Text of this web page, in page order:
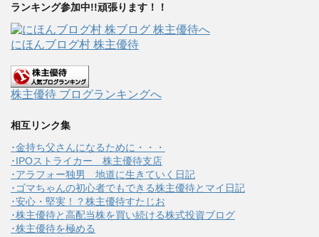
ランキング参加中!!頑張ります！！
にほんブログ村 株主優待
株主優待 ブログランキングへ
相互リンク集
･金持ち父さんになるために・・・
･IPOストライカー 株主優待支店
･アラフォー独男 地道に生きていく日記
･ゴマちゃんの初心者でもできる株主優待とマイ日記
･安心・堅実！？株主優待すたじお
･株主優待と高配当株を買い続ける株式投資ブログ
･株主優待を極める